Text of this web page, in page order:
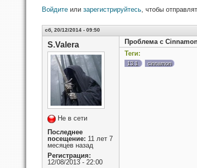
Войдите или зарегистрируйтесь, чтобы
сб, 20/12/2014 - 09:50
S.Valera
Не в сети
Последнее
посещение: 11 лет 7
месяцев назад
Регистрация:
12/08/2013 - 22:00
Проблема с
Теги:
13.1 cinnamon